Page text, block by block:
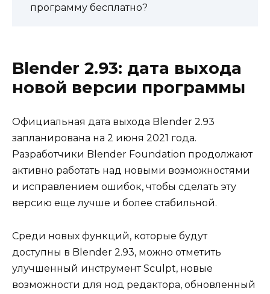
программу бесплатно?
Blender 2.93: дата выхода
новой версии программы
Официальная дата выхода Blender 2.93
запланирована на 2 июня 2021 года.
Разработчики Blender Foundation продолжают
активно работать над новыми возможностями
и исправлением ошибок, чтобы сделать эту
версию еще лучше и более стабильной.
Среди новых функций, которые будут
доступны в Blender 2.93, можно отметить
улучшенный инструмент Sculpt, новые
возможности для нод редактора, обновленный